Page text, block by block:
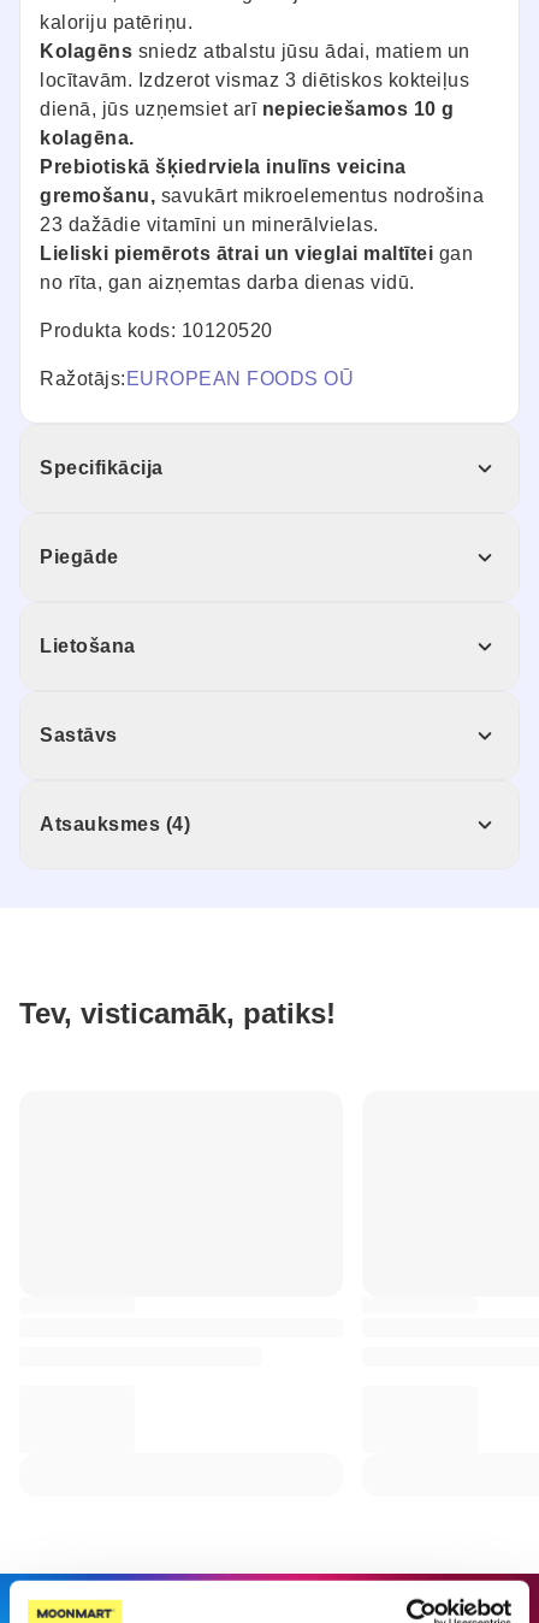
kaloriju patēriņu.
Kolagēns sniedz atbalstu jūsu ādai, matiem un
locītavām. Izdzerot vismaz 3 diētiskos kokteiļus
dienā, jūs uzņemsiet arī nepieciešamos 10 g
kolagēna.
Prebiotiskā šķiedrviela inulīns veicina
gremošanu, savukārt mikroelementus nodrošina
23 dažādie vitamīni un minerālvielas.
Lieliski piemērots ātrai un vieglai maltītei gan
no rīta, gan aizņemtas darba dienas vidū.
Produkta kods: 10120520
Ražotājs: EUROPEAN FOODS OŪ
Specifikācija
Piegāde
Lietošana
Sastāvs
Atsauksmes (4)
Tev, visticamāk, patiks!